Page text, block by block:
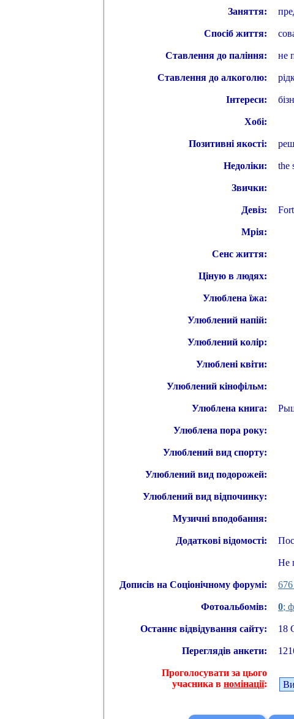
Заняття:
Спосіб життя:
Ставлення до паління: не
Ставлення до алкоголю:
Інтереси:
Хобі:
Позитивні якості:
Недоліки: the
Звички:
Девіз:
Мрія:
Сенс життя:
Ціную в людях:
Улюблена їжа:
Улюблений напій:
Улюблений колір:
Улюблені квіти:
Улюблений кінофільм:
Улюблена книга:
Улюблена пора року:
Улюблений вид спорту:
Улюблений вид подорожей:
Улюблений вид відпочинку:
Музичні вподобання:
Додаткові відомості:
Не
Дописів на Соціонічному форумі: 676
Фотоальбомів: 0;
Останнє відвідування сайту: 18
Переглядів анкети:
Проголосувати за цього
учасника в номінації: